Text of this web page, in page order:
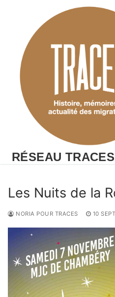
RÉSEAU TRACES
Les Nuits de la
NORIA POUR TRACES 10